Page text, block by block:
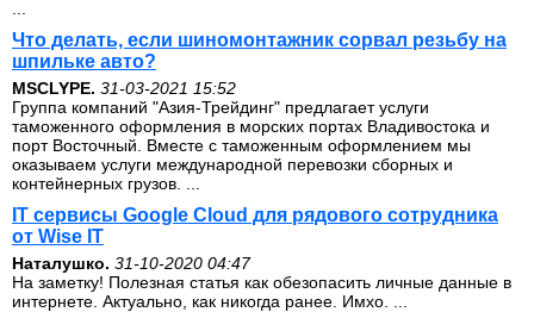
Что делать, если шиномонтажник сорвал резьбу на
шпильке авто?
MSCLYPE. 31-03-2021 15:52
Группа компаний "Азия-Трейдинг" предлагает услуги
таможенного оформления в морских портах Владивостока и
порт Восточный. Вместе с таможенным оформлением мы
оказываем услуги международной перевозки сборных и
контейнерных грузов. ...
IT сервисы Google Cloud для рядового сотрудника
от Wise IT
Наталушко. 31-10-2020 04:47
На заметку! Полезная статья как обезопасить личные данные в
интернете. Актуально, как никогда ранее. Имхо. ...